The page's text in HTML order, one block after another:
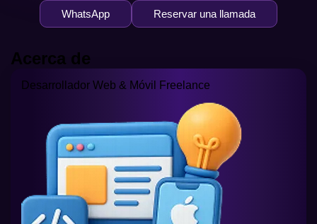
WhatsApp Reservar una llamada
Acerca de
Desarrollador Web & Móvil Freelance